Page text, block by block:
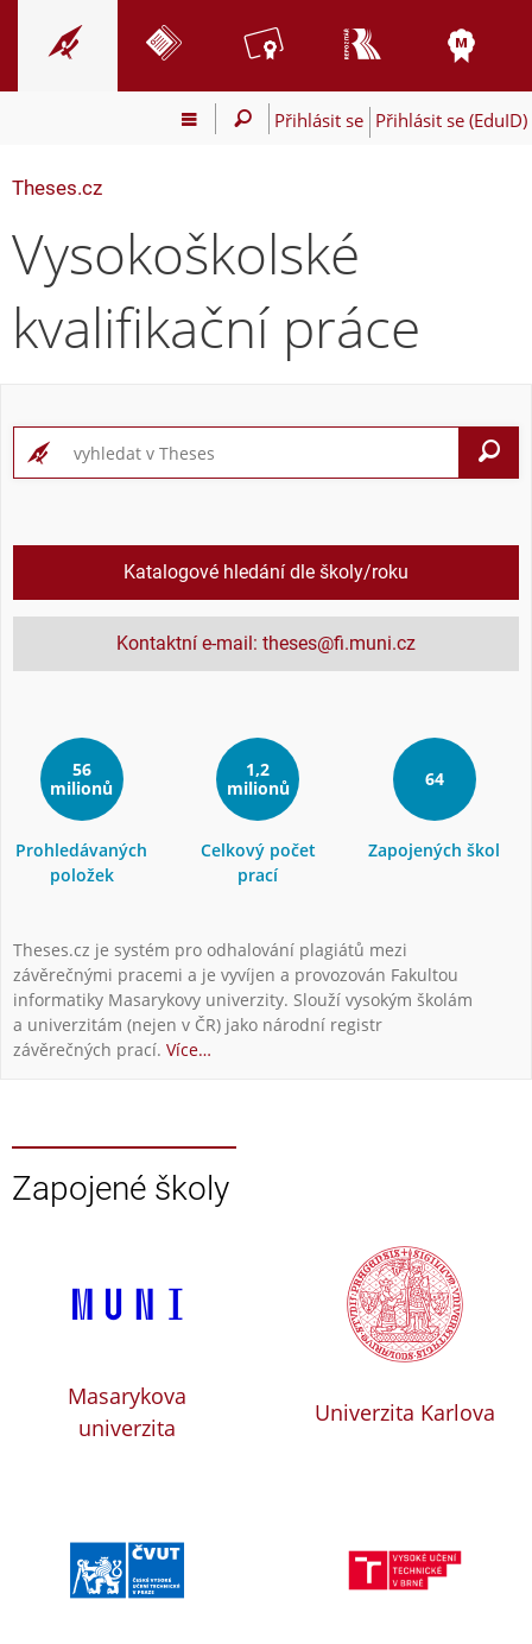
Přihlásit se Přihlásit se (EduID)
Theses.cz
Vysokoškolské
kvalifikační práce
Katalogové hledání dle školy/roku
Kontaktní e-mail: theses@fi.muni.cz
56
milionů
Prohledávaných
položek
1,2
milionů
Celkový počet
prací
64
Zapojených škol
Theses.cz je systém pro odhalování plagiátů mezi
závěrečnými pracemi a je vyvíjen a provozován Fakultou
informatiky Masarykovy univerzity. Slouží vysokým školám
a univerzitám (nejen v ČR) jako národní registr
závěrečných prací. Více…
Zapojené školy
Masarykova
univerzita
Univerzita Karlova